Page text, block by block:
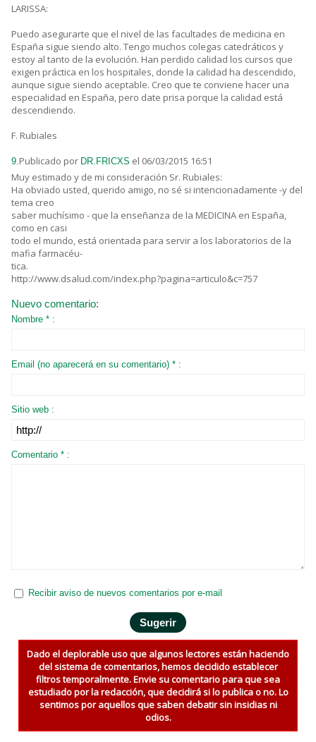
LARISSA:
Puedo asegurarte que el nivel de las facultades de medicina en
España sigue siendo alto. Tengo muchos colegas catedráticos y
estoy al tanto de la evolución. Han perdido calidad los cursos que
exigen práctica en los hospitales, donde la calidad ha descendido,
aunque sigue siendo aceptable. Creo que te conviene hacer una
especialidad en España, pero date prisa porque la calidad está
descendiendo.
F. Rubiales
9.Publicado por DR.FRICXS el 06/03/2015 16:51
Muy estimado y de mi consideración Sr. Rubiales:
Ha obviado usted, querido amigo, no sé si intencionadamente -y del
tema creo
saber muchísimo - que la enseñanza de la MEDICINA en España,
como en casi
todo el mundo, está orientada para servir a los laboratorios de la
mafia farmacéu-
tica.
http://www.dsalud.com/index.php?pagina=articulo&c=757
Nuevo comentario:
Nombre * :
Email (no aparecerá en su comentario) * :
Sitio web :
Comentario * :
Recibir aviso de nuevos comentarios por e-mail
Dado el deplorable uso que algunos lectores están haciendo
del sistema de comentarios, hemos decidido establecer
filtros temporalmente. Envie su comentario para que sea
estudiado por la redacción, que decidirá si lo publica o no. Lo
sentimos por aquellos que saben debatir sin insidias ni
odios.